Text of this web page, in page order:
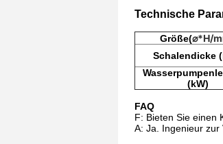
Technische
Größe(⌀*H/
Schalendicke
(kW)
FAQ
F: Bieten Sie einen
A: Ja. Ingenieur zur